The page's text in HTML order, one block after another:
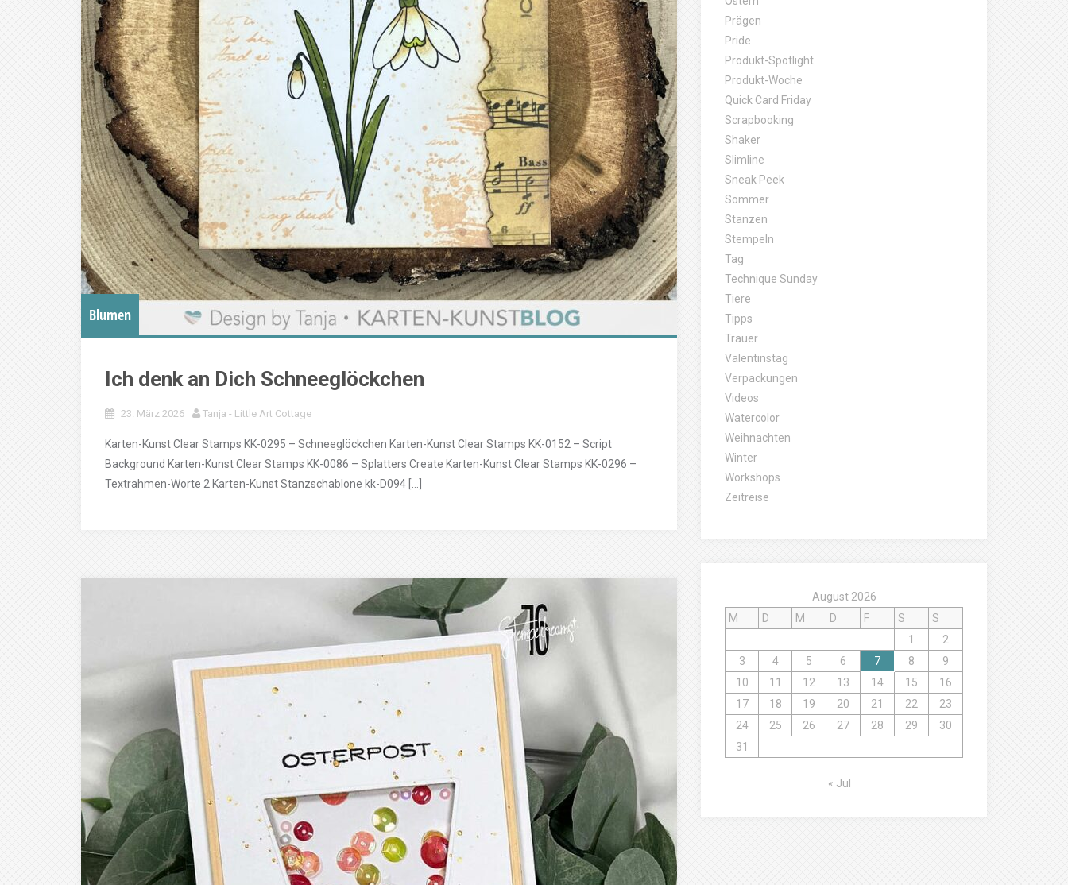
Blumen
Ich denk an Dich Schneeglöckchen
23. März 2026 Tanja - Little Art Cottage
Karten-Kunst Clear Stamps KK-0295 – Schneeglöckchen Karten-Kunst Clear Stamps KK-0152 – Script
Background Karten-Kunst Clear Stamps KK-0086 – Splatters Create Karten-Kunst Clear Stamps KK-0296 –
Textrahmen-Worte 2 Karten-Kunst Stanzschablone kk-D094 […]
Prägen
Pride
Produkt-Spotlight
Produkt-Woche
Quick Card Friday
Scrapbooking
Shaker
Slimline
Sneak Peek
Sommer
Stanzen
Stempeln
Tag
Technique Sunday
Tiere
Tipps
Trauer
Valentinstag
Verpackungen
Videos
Watercolor
Weihnachten
Winter
Workshops
Zeitreise
August 2026
M
D M D F S
S
1
2
3
4 5 6 7 8
9
10
11 12 13 14 15
16
17
18 19 20 21 22
23
24
25 26 27 28 29
30
31
« Jul